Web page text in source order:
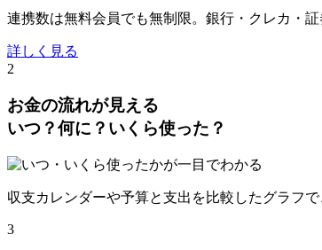
連携数は無料会員でも無制限。銀行・クレカ・
詳しく見る
2
お金の流れが見える
いつ？何に？いくら使った？
収支カレンダーや予算と支出を比較したグラフ
3